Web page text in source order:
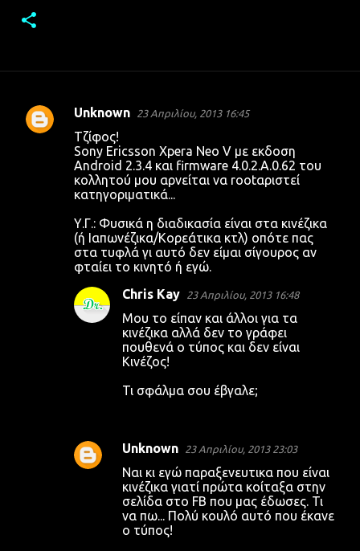
Σ
Unknown 23 Απριλίου, 2013 16:45
Τζίφος!
Sony Ericsson Xpera Neo V με εκδοση
Android 2.3.4 και firmware 4.0.2.A.0.62 του
κολλητού μου αρνείται να rootαριστεί
κατηγοριματικά...
Υ.Γ.: Φυσικά η διαδικασία είναι στα κινέζικα
(ή Ιαπωνέζικα/Κορεάτικα κτλ) οπότε πας
στα τυφλά γι αυτό δεν είμαι σίγουρος αν
φταίει το κινητό ή εγώ.
Chris Kay 23 Απριλίου, 2013 16:48
Μου το είπαν και άλλοι για τα
κινέζικα αλλά δεν το γράφει
πουθενά ο τύπος και δεν είναι
Κινέζος!
Τι σφάλμα σου έβγαλε;
Unknown 23 Απριλίου, 2013 23:03
Ναι κι εγώ παραξενευτικα που είναι
κινέζικα γιατί πρώτα κοίταξα στην
σελίδα στο FB που μας έδωσες. Τι
να πω... Πολύ κουλό αυτό που έκανε
ο τύπος!